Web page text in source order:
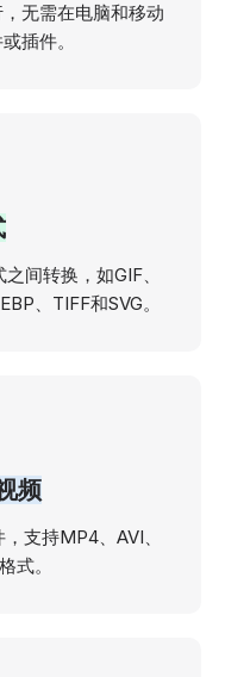
无需在电脑和移动
插件。
间转换，如GIF、
、TIFF和SVG。
频
支持MP4、AVI、
式。